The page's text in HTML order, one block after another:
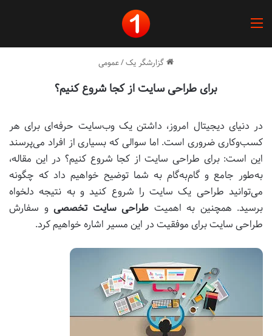
گزارشگر یک/عمومی
برای طراحی سایت از کجا شروع کنیم؟
در دنیای دیجیتال امروز، داشتن یک وب‌سایت حرفه‌ای برای هر
کسب‌وکاری ضروری است. اما سوالی که بسیاری از افراد می‌پرسند
این است: برای طراحی سایت از کجا شروع کنیم؟ در این مقاله،
به‌طور جامع و گام‌به‌گام به شما توضیح خواهیم داد که چگونه
می‌توانید طراحی یک سایت را شروع کنید و به نتیجه دلخواه
برسید. همچنین به اهمیت طراحی سایت تخصصی و سفارش
طراحی سایت برای موفقیت در این مسیر اشاره خواهیم کرد.